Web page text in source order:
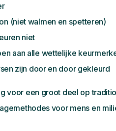
(niet walmen en spetteren)
niet
aan alle wettelijke
zijn door en door gekleurd
voor een groot deel op
voor mens en